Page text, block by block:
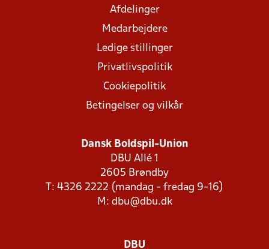
Afdelinger
Medarbejdere
Ledige stillinger
Privatlivspolitik
Cookiepolitik
Betingelser og vilkår
Dansk Boldspil-Union
DBU Allé 1
2605 Brøndby
T: 4326 2222 (mandag - fredag 9-16)
M: dbu@dbu.dk
DBU